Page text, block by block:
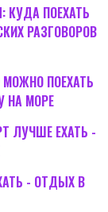
ПОЕХАТЬ
РАЗГОВОРОВ
ПОЕХАТЬ
НА МОРЕ
ЛУЧШЕ ЕХАТЬ -
- ОТДЫХ В